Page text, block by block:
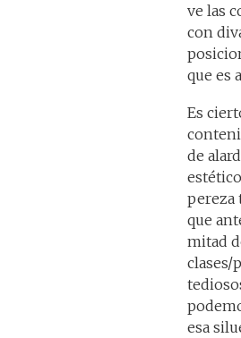
ve las
con
que es
Es
de
pereza
que
mitad
clases/
esa